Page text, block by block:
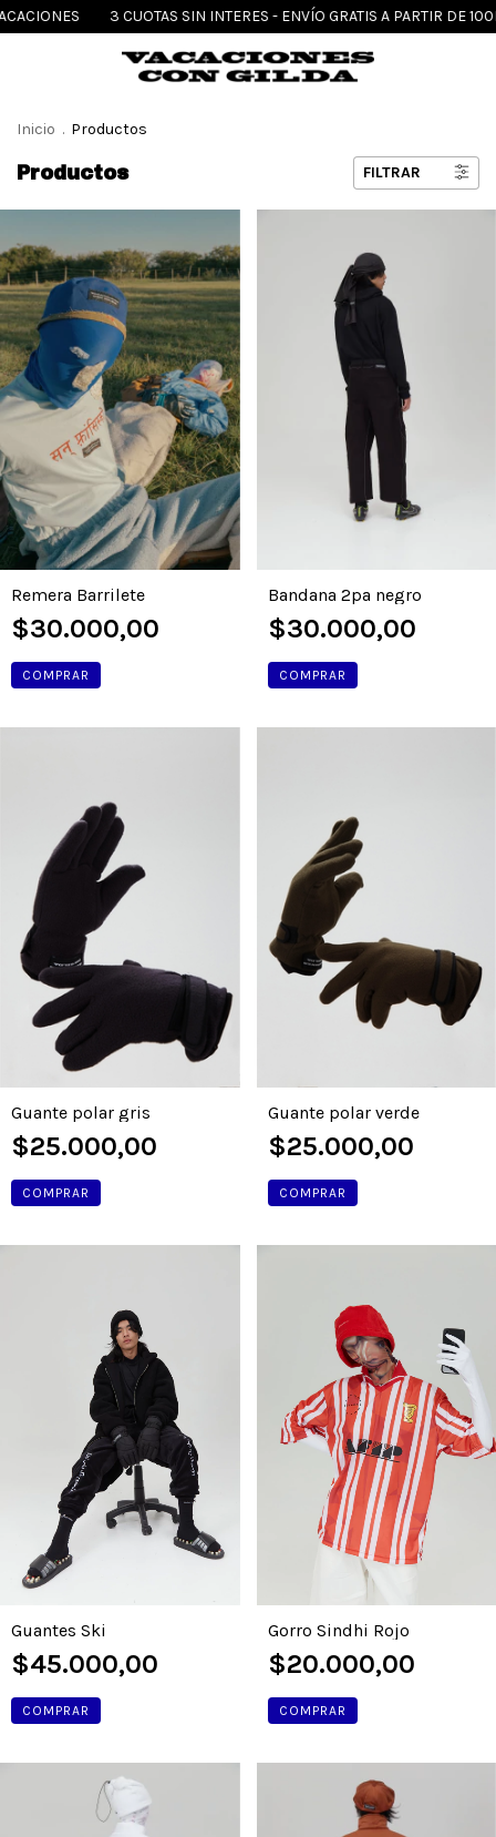
CUOTAS SIN INTERES - ENVÍO GRATIS A PARTIR DE 100K - VENI DE
Inicio . Productos
Productos FILTRAR
Remera Barrilete
$30.000,00
COMPRAR
Bandana 2pa negro
$30.000,00
COMPRAR
Guante polar gris
$25.000,00
COMPRAR
Guante polar verde
$25.000,00
COMPRAR
Guantes Ski
$45.000,00
COMPRAR
Gorro Sindhi Rojo
$20.000,00
COMPRAR